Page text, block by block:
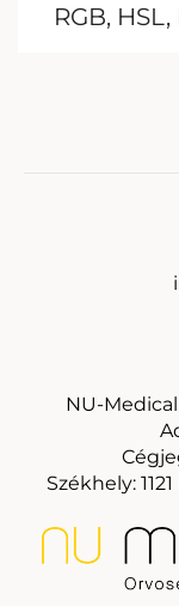
RGB,
NU-
Székhely: